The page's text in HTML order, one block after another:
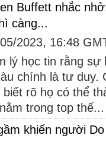
Buffett nhắc
càng...
2023, 16:48
lý học tin rằng
chính là tư duy.
rõ họ có thể
trong top thế...
khiến người